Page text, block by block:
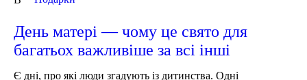
День матері — чому це свято для
багатьох важливіше за всі інші
Є дні, про які люди згадують із дитинства. Одні